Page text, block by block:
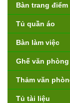
Bàn trang điểm
Tủ quần áo
Bàn làm việc
Ghế văn phòng
Thảm văn
Tủ tài liệu